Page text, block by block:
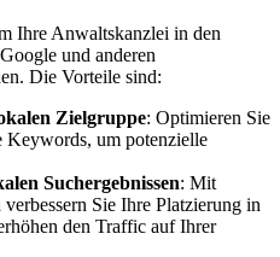
Ihre Anwaltskanzlei in den
und anderen
Die Vorteile sind:
Zielgruppe: Optimieren Sie
Keywords, um potenzielle
Suchergebnissen: Mit
Sie Ihre Platzierung in
den Traffic auf Ihrer